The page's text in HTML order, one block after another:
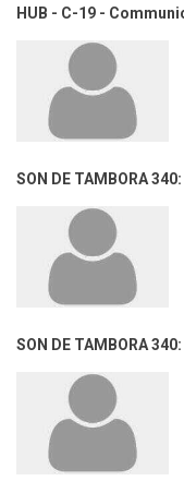
HUB - C-19 -
SON DE TAMBORA
SON DE TAMBORA